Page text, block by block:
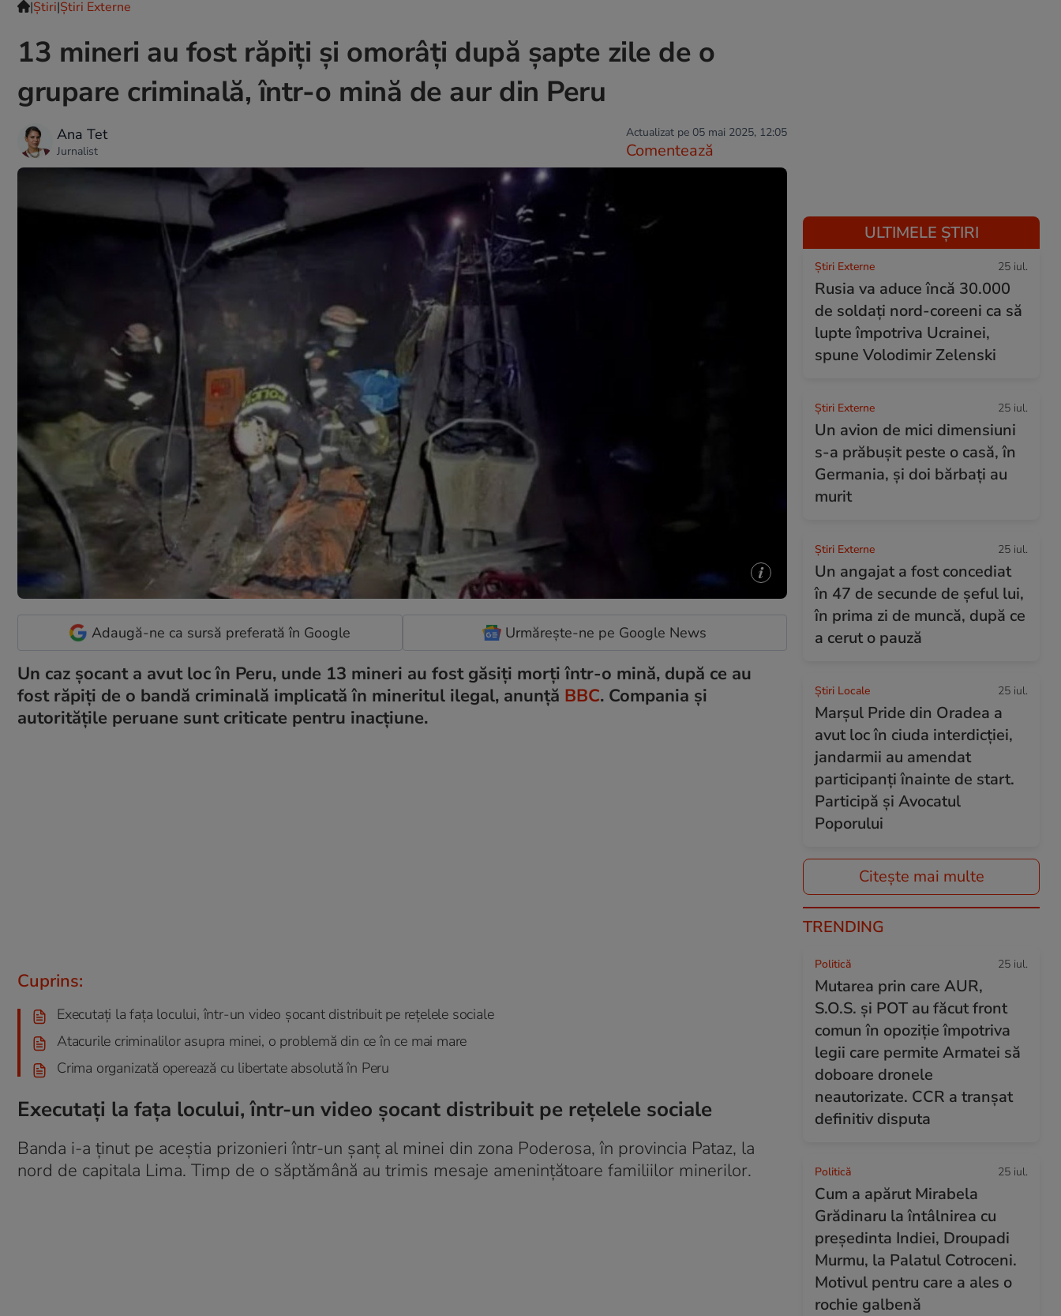
|Ştiri|Știri Externe
13 mineri au fost răpiți și omorâți după șapte zile de o
grupare criminală, într-o mină de aur din Peru
Ana Tet
Jurnalist
Actualizat pe 05 mai 2025, 12:05
Comentează
Adaugă-ne ca sursă preferată în Google Urmărește-ne pe Google News
Un caz șocant a avut loc în Peru, unde 13 mineri au fost găsiți morți într-o mină, după ce au
fost răpiți de o bandă criminală implicată în mineritul ilegal, anunță BBC. Compania și
autoritățile peruane sunt criticate pentru inacțiune.
Cuprins:
Executați la fața locului, într-un video șocant distribuit pe rețelele sociale
Atacurile criminalilor asupra minei, o problemă din ce în ce mai mare
Crima organizată operează cu libertate absolută în Peru
Executați la fața locului, într-un video șocant distribuit pe rețelele sociale
Banda i-a ținut pe aceștia prizonieri într-un șanț al minei din zona Poderosa, în provincia Pataz, la
nord de capitala Lima. Timp de o săptămână au trimis mesaje amenințătoare familiilor minerilor.
ULTIMELE ȘTIRI
Știri Externe 25 iul.
Rusia va aduce încă 30.000
de soldaţi nord-coreeni ca să
lupte împotriva Ucrainei,
spune Volodimir Zelenski
Știri Externe 25 iul.
Un avion de mici dimensiuni
s-a prăbușit peste o casă, în
Germania, și doi bărbați au
murit
Știri Externe 25 iul.
Un angajat a fost concediat
în 47 de secunde de șeful lui,
în prima zi de muncă, după ce
a cerut o pauză
Știri Locale 25 iul.
Marșul Pride din Oradea a
avut loc în ciuda interdicției,
jandarmii au amendat
participanți înainte de start.
Participă și Avocatul
Poporului
Citește mai multe
TRENDING
Politică 25 iul.
Mutarea prin care AUR,
S.O.S. și POT au făcut front
comun în opoziție împotriva
legii care permite Armatei să
doboare dronele
neautorizate. CCR a tranșat
definitiv disputa
Politică 25 iul.
Cum a apărut Mirabela
Grădinaru la întâlnirea cu
președinta Indiei, Droupadi
Murmu, la Palatul Cotroceni.
Motivul pentru care a ales o
rochie galbenă